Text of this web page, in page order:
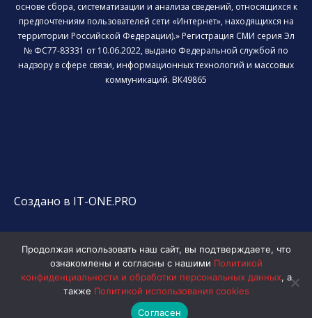
основе сбора, систематизации и анализа сведений, относящихся к
предпочтениям пользователей сети «Интернет», находящихся на
территории Российской Федерации).» Регистрация СМИ серия Эл
№ ФС77-83331 от 10.06.2022, выдано Федеральной службой по
надзору в сфере связи, информационных технологий и массовых
коммуникаций. ВК49865
Создано в IT-ONE.PRO
Продолжая использовать наш сайт, вы подтверждаете, что
ознакомлены и согласны с нашими Политикой
конфиденциальности и обработки персональных данных, а
также Политикой использования cookies
Согласен